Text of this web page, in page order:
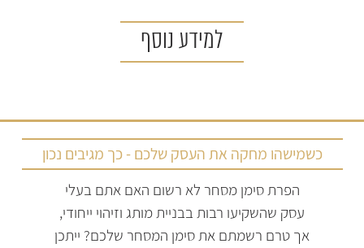
למידע נוסף
כשמישהו מחקה את העסק שלכם - כך מגיבים נכון
הפרת סימן מסחר לא רשום האם אתם בעלי
עסק שהשקיעו רבות בבניית מותג וזיהוי ייחודי,
אך טרם רשמתם את סימן המסחר שלכם? ייתכן